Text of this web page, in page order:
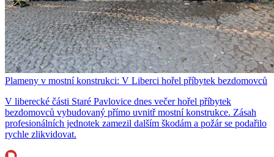
Plameny v mostní konstrukci: V Liberci hořel příbytek bezdomovců
V liberecké části Staré Pavlovice dnes večer hořel příbytek
bezdomovců vybudovaný přímo uvnitř mostní konstrukce. Zásah
profesionálních jednotek zamezil dalším škodám a požár se podařilo
rychle zlikvidovat.